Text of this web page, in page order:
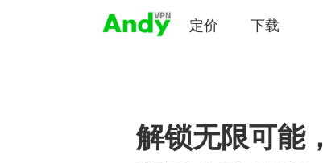
定价 下载
解锁无限可能，